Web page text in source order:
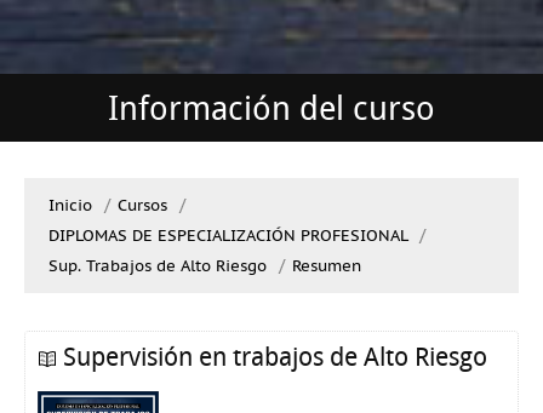
Información del curso
Inicio → Cursos →
DIPLOMAS DE ESPECIALIZACIÓN PROFESIONAL →
Sup. Trabajos de Alto Riesgo → Resumen
Supervisión en trabajos de Alto Riesgo